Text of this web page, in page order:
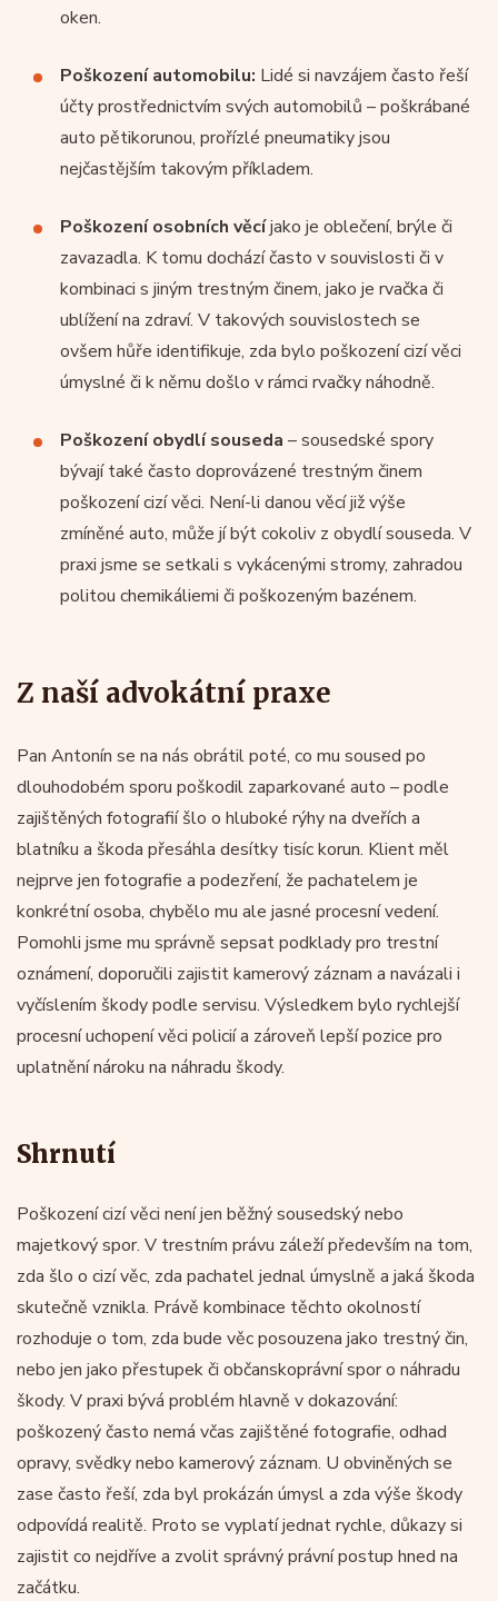
oken.
Poškození automobilu: Lidé si navzájem často řeší
účty prostřednictvím svých automobilů – poškrábané
auto pětikorunou, prořízlé pneumatiky jsou
nejčastějším takovým příkladem.
Poškození osobních věcíjako je oblečení, brýle či
zavazadla. K tomu dochází často v souvislosti či v
kombinaci s jiným trestným činem, jako je rvačka či
ublížení na zdraví. V takových souvislostech se
ovšem hůře identifikuje, zda bylo poškození cizí věci
úmyslné či k němu došlo v rámci rvačky náhodně.
Poškození obydlí souseda – sousedské spory
bývají také často doprovázené trestným činem
poškození cizí věci. Není-li danou věcí již výše
zmíněné auto, může jí být cokoliv z obydlí souseda. V
praxi jsme se setkali s vykácenými stromy, zahradou
politou chemikáliemi či poškozeným bazénem.
Z naší advokátní praxe
Pan Antonín se na nás obrátil poté, co mu soused po
dlouhodobém sporu poškodil zaparkované auto – podle
zajištěných fotografií šlo o hluboké rýhy na dveřích a
blatníku a škoda přesáhla desítky tisíc korun. Klient měl
nejprve jen fotografie a podezření, že pachatelem je
konkrétní osoba, chybělo mu ale jasné procesní vedení.
Pomohli jsme mu správně sepsat podklady pro trestní
oznámení, doporučili zajistit kamerový záznam a navázali i
vyčíslením škody podle servisu. Výsledkem bylo rychlejší
procesní uchopení věci policií a zároveň lepší pozice pro
uplatnění nároku na náhradu škody.
Shrnutí
Poškození cizí věci není jen běžný sousedský nebo
majetkový spor. V trestním právu záleží především na tom,
zda šlo o cizí věc, zda pachatel jednal úmyslně a jaká škoda
skutečně vznikla. Právě kombinace těchto okolností
rozhoduje o tom, zda bude věc posouzena jako trestný čin,
nebo jen jako přestupek či občanskoprávní spor o náhradu
škody. V praxi bývá problém hlavně v dokazování:
poškozený často nemá včas zajištěné fotografie, odhad
opravy, svědky nebo kamerový záznam. U obviněných se
zase často řeší, zda byl prokázán úmysl a zda výše škody
odpovídá realitě. Proto se vyplatí jednat rychle, důkazy si
zajistit co nejdříve a zvolit správný právní postup hned na
začátku.